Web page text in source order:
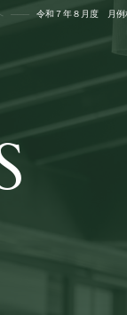
令和７年８月度 月例